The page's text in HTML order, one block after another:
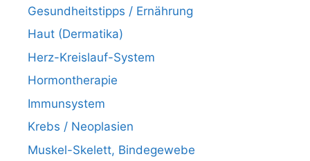
Gesundheitstipps / Ernährung
Haut (Dermatika)
Herz-Kreislauf-System
Hormontherapie
Immunsystem
Krebs / Neoplasien
Muskel-Skelett, Bindegewebe